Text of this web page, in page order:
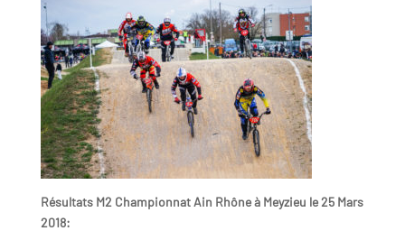
Résultats M2 Championnat Ain Rhône à Meyzieu le 25 Mars
2018: